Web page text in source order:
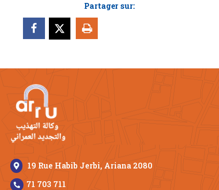
Partager sur:
19 Rue Habib Jerbi, Ariana 2080
71 703 711